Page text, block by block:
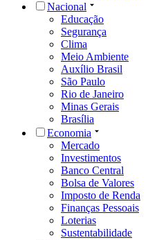
Nacional
Educação
Segurança
Clima
Meio Ambiente
Auxílio Brasil
São Paulo
Rio de Janeiro
Minas Gerais
Brasília
Economia
Mercado
Investimentos
Banco Central
Bolsa de Valores
Imposto de Renda
Finanças Pessoais
Loterias
Sustentabilidade